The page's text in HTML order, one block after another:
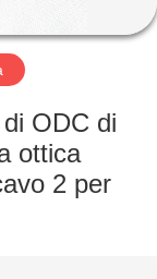
ODC di
ottica
2 per